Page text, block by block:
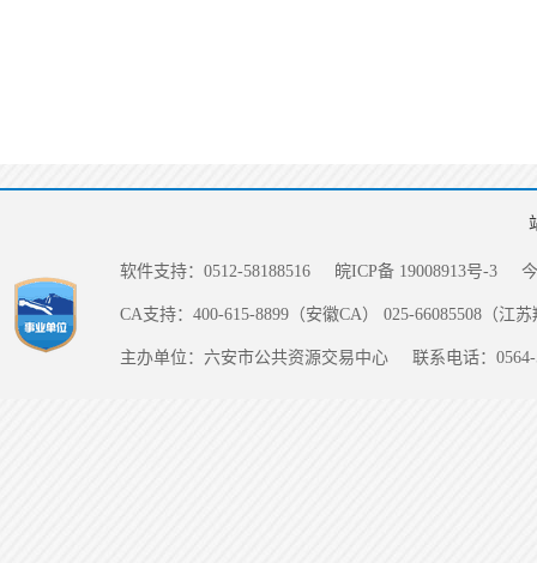
软件支持：0512-58188516 皖ICP备 19008913号-3
CA支持：400-615-8899（安徽CA） 025-66085508（江
主办单位：六安市公共资源交易中心 联系电话：0564-